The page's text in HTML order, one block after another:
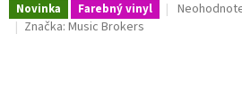
Novinka Farebný vinyl
Priemerné
Značka: Music Brokers